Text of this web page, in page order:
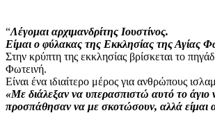
“Λέγομαι αρχιμανδρίτης Ιουστίνος.
Είμαι ο φύλακας της Εκκλησίας της Αγίας
Στην κρύπτη της εκκλησίας βρίσκεται το
Φωτεινή.
Είναι ένα ιδιαίτερο μέρος για ανθρώπους
«Με διάλεξαν να υπερασπιστώ αυτό το
προσπάθησαν να με σκοτώσουν, αλλά είμαι